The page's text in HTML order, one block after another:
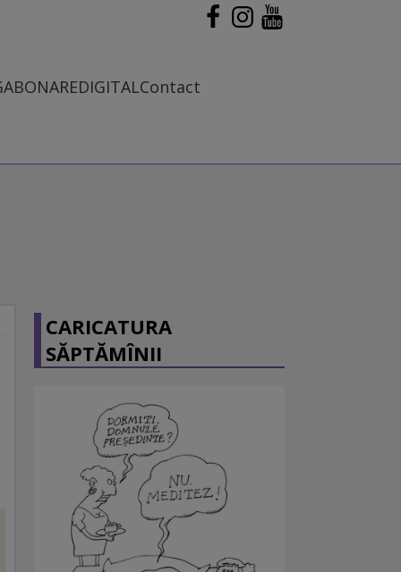
ABONAREDIGITALContact
CARICATURA
SĂPTĂMÎNII